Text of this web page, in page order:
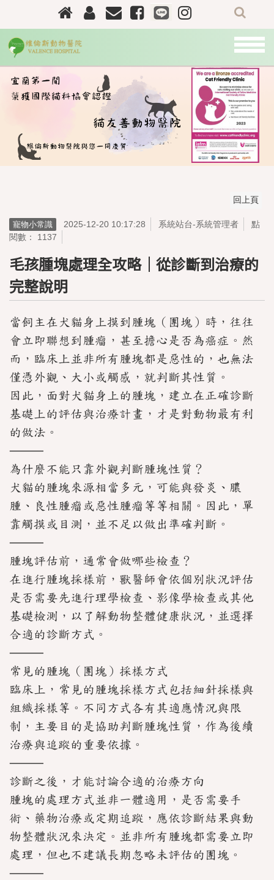
關
於
我
們
資
訊
訊
師
團
隊
診
療
科
別
院
所
環
境
貓
友
善
醫
院
環
境
聯
絡
我
們
寵物小常識 2025-12-20 10:17:28 系統站台-系統管理者
點
閱數： 1137
毛孩腫塊處理全攻略｜從診斷到治療的
完整說明
當飼主在犬貓身上摸到腫塊（團塊）時，往往
會立即聯想到腫瘤，甚至擔心是否為癌症。然
而，臨床上並非所有腫塊都是惡性的，也無法
僅憑外觀、大小或觸感，就判斷其性質。
因此，面對犬貓身上的腫塊，建立在正確診斷
基礎上的評估與治療計畫，才是對動物最有利
的做法。
⸻
為什麼不能只靠外觀判斷腫塊性質？
犬貓的腫塊來源相當多元，可能與發炎、膿
腫、良性腫瘤或惡性腫瘤等等相關。因此，單
靠觸摸或目測，並不足以做出準確判斷。
⸻
腫塊評估前，通常會做哪些檢查？
在進行腫塊採樣前，獸醫師會依個別狀況評估
是否需要先進行理學檢查、影像學檢查或其他
基礎檢測，以了解動物整體健康狀況，並選擇
合適的診斷方式。
⸻
常見的腫塊（團塊）採樣方式
臨床上，常見的腫塊採樣方式包括細針採樣與
組織採樣等。不同方式各有其適應情況與限
制，主要目的是協助判斷腫塊性質，作為後續
治療與追蹤的重要依據。
⸻
診斷之後，才能討論合適的治療方向
腫塊的處理方式並非一體適用，是否需要手
術、藥物治療或定期追蹤，應依診斷結果與動
物整體狀況來決定。並非所有腫塊都需要立即
處理，但也不建議長期忽略未評估的團塊。
⸻